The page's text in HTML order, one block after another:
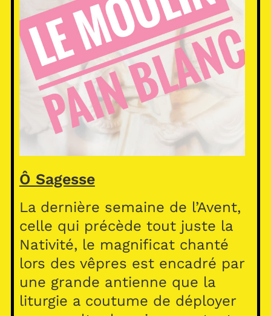
Ô Sagesse
La dernière semaine de l’Avent,
celle qui précède tout juste la
Nativité, le magnificat chanté
lors des vêpres est encadré par
une grande antienne que la
liturgie a coutume de déployer